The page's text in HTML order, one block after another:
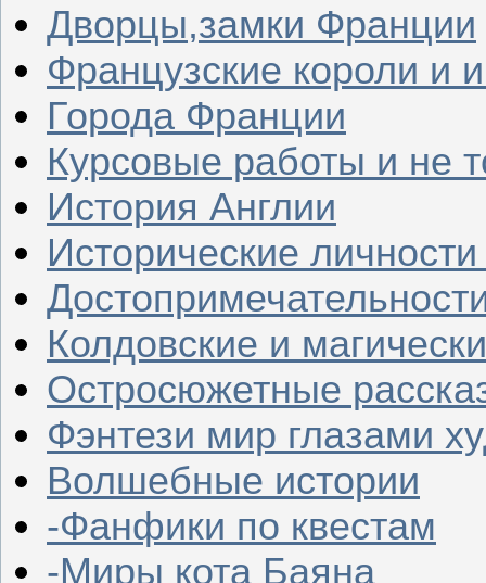
Дворцы,замки Франции
Французские короли и
Города Франции
Курсовые работы и не
История Англии
Исторические
Колдовские и
Остросюжетные
Фэнтези мир глазами
Волшебные истории
-Фанфики по квестам
-Миры кота Баяна